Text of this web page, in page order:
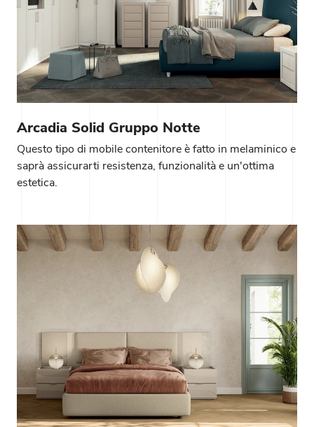
Arcadia Solid Gruppo Notte
Questo tipo di mobile contenitore è fatto in melaminico e
saprà assicurarti resistenza, funzionalità e un'ottima
estetica.